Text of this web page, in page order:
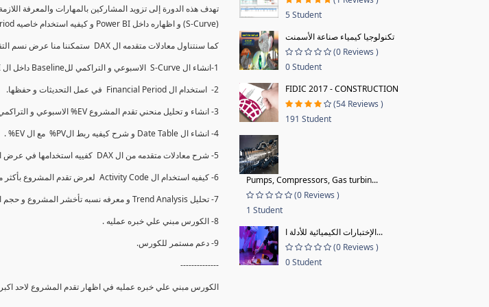
(S-Curve) و اظهاره داخل Power BI و كيفيه استخدام خاصيه Financial Period داهل البريماف
كما سنتناول معادلات متقدمه ال DAX ستمكننا منا عرض نسم التقدم و التأخير في المشروع و اي الاقسام اكثر تأخيرا , كل هذا بشكل تفاعلي و محدث باستمرار.
1-انشاء ال S-Curve الاسبوعي و التراكمي للBaseline داخل ال Power BI.
2- استخدام ال Financial Period في عمل التحديثات و حفظها.
3- انشاء و تحليل منحني تقدم المشروع EV% الاسبوعي و التراكمي.
4- انشاء ال Date Table و شرح كيفيه ربط الPV% مع ال EV% .
5- شرح معادلات متقدمه من ال DAX كفييه استخدامها في عرض المؤشرات المشروع (KPIs) بشكل دقيق.
6- كيفيه استخدام ال Activity Code لعرض تقدم المشروع بأكثر من طريقه .
7- تحليل Trend Analysis و معرفه نسبه تأخشر المشروع و حجم التأخير لكل منطقه في المشروع .
8- الكورس مبني علي خبره عمليه .
9- دعم مستمر للكورس.
--------------
الكورس مبني علي خبره عمليه في اظهار تقدم المشروع لاحد اكبر
5 Student
تكنولوجيا كيمياء صناعة الأسمنت
(0 Reviews )
0 Student
FIDIC 2017 - CONSTRUCTION
(54 Reviews )
191 Student
Pumps, Compressors, Gas turbin...
(0 Reviews )
1 Student
الإختبارات الكيميائية للأدلة ا...
(0 Reviews )
0 Student